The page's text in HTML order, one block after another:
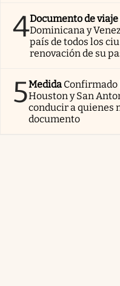
4Documento de viaje
Dominicana y
país de todos los
renovación de su
5Medida Confirmado
Houston y San
conducir a quienes
documento